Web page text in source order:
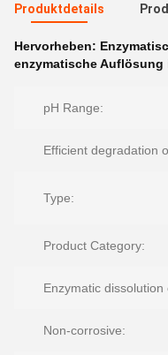
Produktdetails
Hervorheben:
enzymatische
pH Range:
Efficient degradation
Type:
Product Category:
Enzymatic
Non-corrosive: